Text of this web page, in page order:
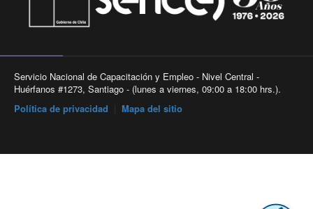
Servicio Nacional de Capacitación y Empleo - Nivel Central -
Huérfanos #1273, Santiago - (lunes a viernes, 09:00 a 18:00 hrs.).
Política de privacidad
Mapa del sitio